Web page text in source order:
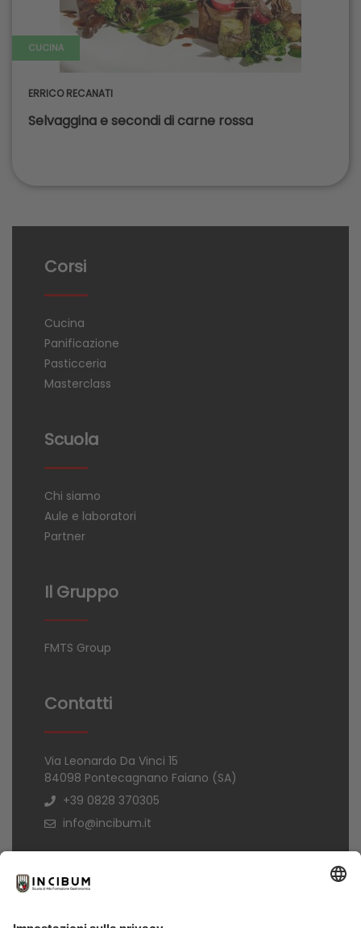
CUCINA
ERRICO RECANATI
Selvaggina e secondi di carne rossa
Corsi
Cucina
Panificazione
Pasticceria
Masterclass
Scuola
Chi siamo
Aule e laboratori
Partner
Il Gruppo
FMTS Group
Contatti
Via Leonardo Da Vinci 15
84098 Pontecagnano Faiano (SA)
+39 0828 370305
info@incibum.it
Informazioni